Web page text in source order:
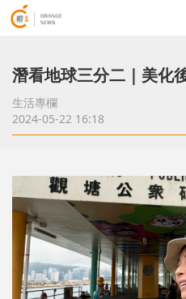
潛看地球三分二｜美化
生活專欄
2024-05-22 16:18